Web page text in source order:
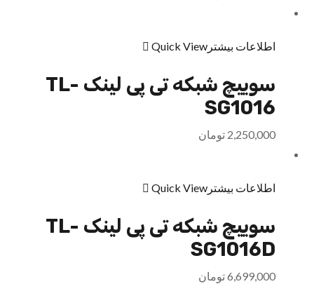
اطلاعات بیشتر Quick View
سوییچ شبکه تی پی لینک TL-
SG1016
2,250,000 تومان
اطلاعات بیشتر Quick View
سوییچ شبکه تی پی لینک TL-
SG1016D
6,699,000تومان